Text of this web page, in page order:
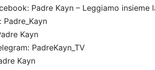
Padre Kayn – Leggiamo insieme
Kayn
PadreKayn_TV
Kayn